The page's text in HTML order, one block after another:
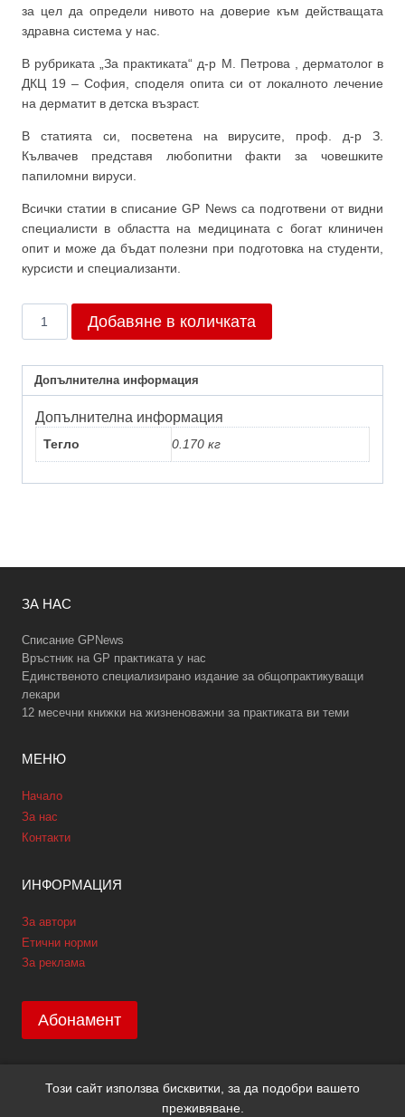
за цел да определи нивото на доверие към действащата
здравна система у нас.
В рубриката „За практиката“ д-р М. Петрова , дерматолог в
ДКЦ 19 – София, споделя опита си от локалното лечение
на дерматит в детска възраст.
В статията си, посветена на вирусите, проф. д-р З.
Кълвачев представя любопитни факти за човешките
папиломни вируси.
Всички статии в списание GP News са подготвени от видни
специалисти в областта на медицината с богат клиничен
опит и може да бъдат полезни при подготовка на студенти,
курсисти и специализанти.
7/2015
Добавяне в количката
Допълнителна информация
Допълнителна информация
Тегло 0.170 кг
ЗА НАС
Списание GPNews
Връстник на GP практиката у нас
Единственото специализирано издание за общопрактикуващи
лекари
12 месечни книжки на жизненоважни за практиката ви теми
МЕНЮ
Начало
За нас
Контакти
ИНФОРМАЦИЯ
За автори
Етични норми
За реклама
Абонамент
Copyright © 2026 GPNews. Всички права запазени.
Този сайт използва бисквитки, за да подобри вашето
преживяване.